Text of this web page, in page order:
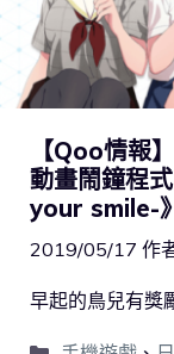
【Qoo情報
動畫鬧鐘程
your smile-
2019/05/17 作
早起的鳥兒有獎